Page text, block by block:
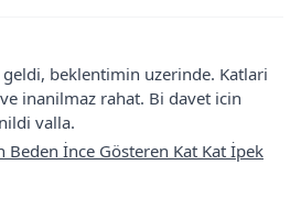
beklentimin uzerinde. Katlari
inanilmaz rahat. Bi davet icin
valla.
Beden İnce Gösteren Kat Kat İpek